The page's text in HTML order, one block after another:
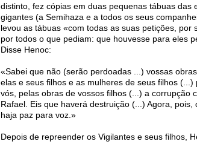
distinto, fez cópias em duas pequenas tábuas
gigantes (a Semihaza e a todos os seus
levou as tábuas «com todas as suas petições,
por todos o que pediam: que houvesse para eles
Disse Henoc:
«Sabei que não (serão perdoadas ...) vossas
elas e seus filhos e as mulheres de seus filhos
vós, pelas obras de vossos filhos (...) a corrupção
Rafael. Eis que haverá destruição (...) Agora,
haja paz para voz.»
Depois de repreender os Vigilantes e seus filhos,